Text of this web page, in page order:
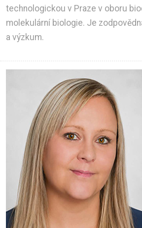
technologickou v Praze v oboru
molekulární biologie. Je
a výzkum.